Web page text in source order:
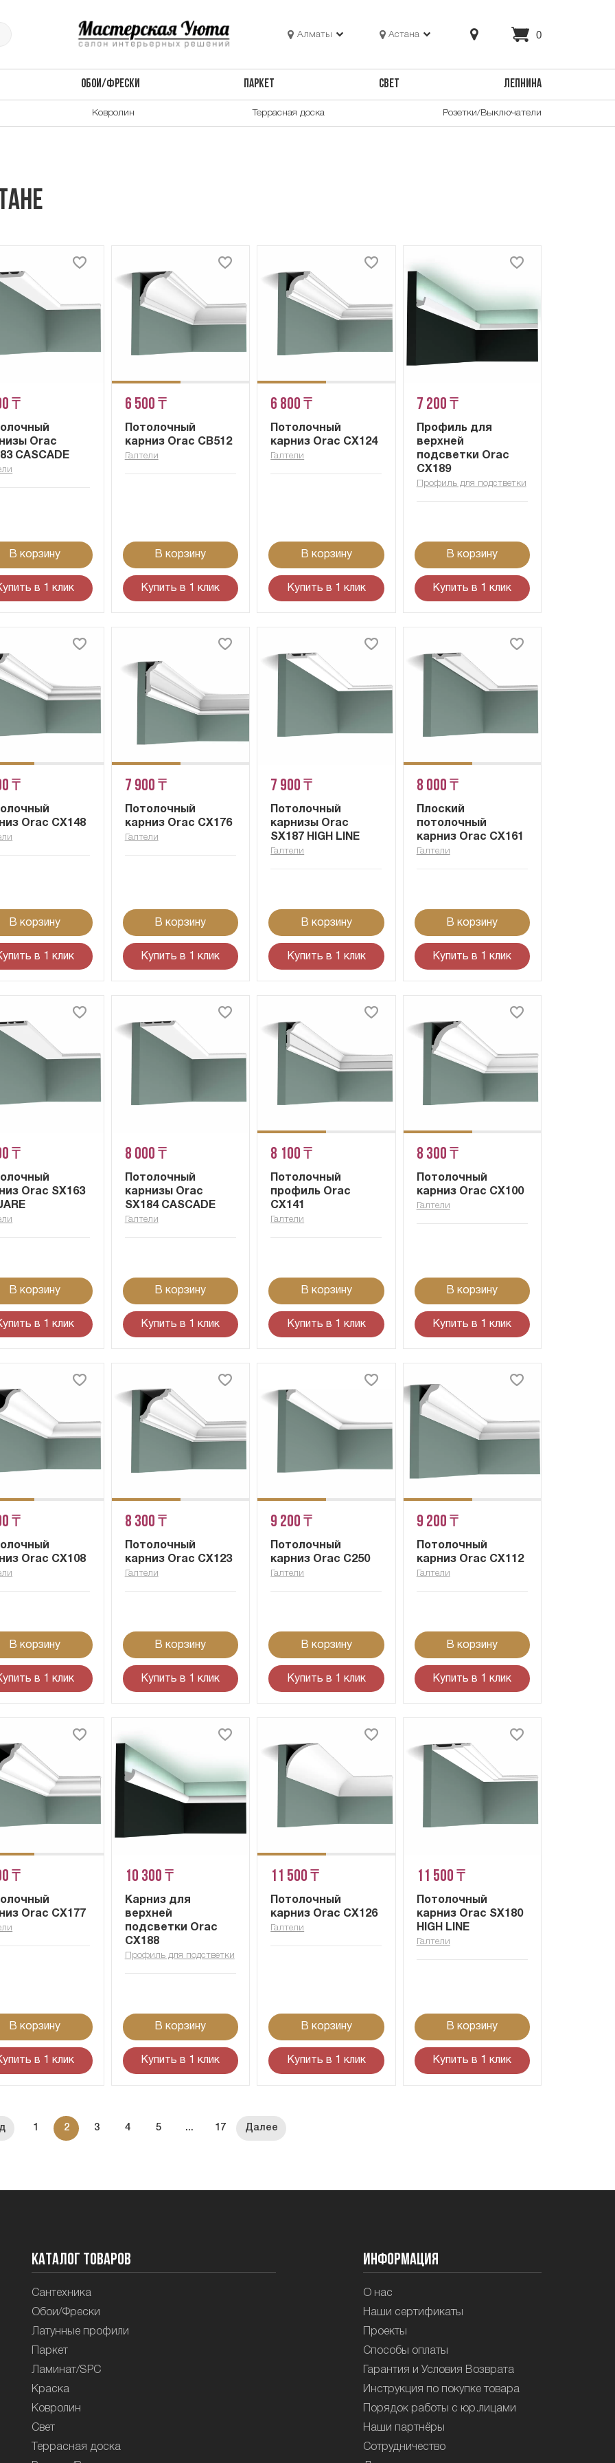
Алматы Астана 0
ОБОИ/ФРЕСКИ ПАРКЕТ СВЕТ ЛЕПНИНА
Ковролин Террасная доска Розетки/Выключатели
₸
Orac
CASCADE
В корзину
в 1 клик
6 500 ₸
Потолочный
карниз Orac CB512
Галтели
В корзину
Купить в 1 клик
6 800 ₸
Потолочный
карниз Orac CX124
Галтели
В корзину
Купить в 1 клик
7 200 ₸
Профиль для
верхней
подсветки Orac
CX189
Профиль для подстветки
В корзину
Купить в 1 клик
₸
Orac CX148
В корзину
в 1 клик
7 900 ₸
Потолочный
карниз Orac CX176
Галтели
В корзину
Купить в 1 клик
7 900 ₸
Потолочный
карнизы Orac
SX187 HIGH LINE
Галтели
В корзину
Купить в 1 клик
8 000 ₸
Плоский
потолочный
карниз Orac CX161
Галтели
В корзину
Купить в 1 клик
₸
Orac SX163
В корзину
в 1 клик
8 000 ₸
Потолочный
карнизы Orac
SX184 CASCADE
Галтели
В корзину
Купить в 1 клик
8 100 ₸
Потолочный
профиль Orac
CX141
Галтели
В корзину
Купить в 1 клик
8 300 ₸
Потолочный
карниз Orac CX100
Галтели
В корзину
Купить в 1 клик
₸
Orac CX108
В корзину
в 1 клик
8 300 ₸
Потолочный
карниз Orac CX123
Галтели
В корзину
Купить в 1 клик
9 200 ₸
Потолочный
карниз Orac C250
Галтели
В корзину
Купить в 1 клик
9 200 ₸
Потолочный
карниз Orac CX112
Галтели
В корзину
Купить в 1 клик
₸
Orac CX177
В корзину
в 1 клик
10 300 ₸
Карниз для
верхней
подсветки Orac
CX188
Профиль для подстветки
В корзину
Купить в 1 клик
11 500 ₸
Потолочный
карниз Orac CX126
Галтели
В корзину
Купить в 1 клик
11 500 ₸
Потолочный
карниз Orac SX180
HIGH LINE
Галтели
В корзину
Купить в 1 клик
1 2 3 4 5 ... 17
Каталог товаров
Сантехника
Обои/Фрески
Латунные профили
Паркет
Ламинат/SPC
Краска
Ковролин
Свет
Террасная доска
Информация
О нас
Наши сертификаты
Проекты
Способы оплаты
Гарантия и Условия Возврата
Инструкция по покупке товара
Порядок работы с юр.лицами
Наши партнёры
Сотрудничество